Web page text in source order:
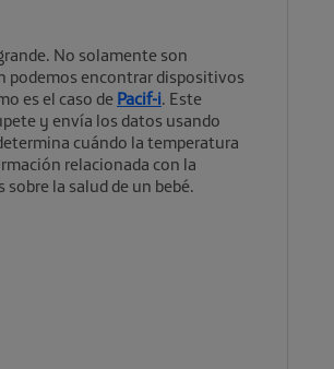
No solamente son
podemos encontrar dispositivos
es el caso de Pacif-i. Este
y envía los datos usando
cuándo la temperatura
relacionada con la
la salud de un bebé.